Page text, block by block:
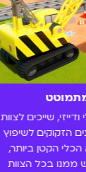
שייכים לצוות
הזקוקים לשיפוץ
הכלי הקטן ביותר,
ממנו בכל הצוות